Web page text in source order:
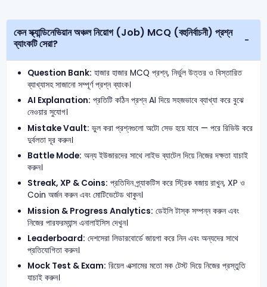
কেন স্ক্যান্ডিনেভিয়ান অঞ্চল নিয়োগ (Job) MCQ (বহুনির্বাচনী) প্রশ্ন
ব্যাংকটি সেরা?
Question Bank: হাজার হাজার MCQ প্রশ্ন, নির্ভুল উত্তর ও বিস্তারিত
ব্যাখ্যাসহ সাজানো সম্পূর্ণ প্রশ্ন ব্যাংক।
AI Explanation: প্রতিটি কঠিন প্রশ্ন AI দিয়ে সহজভাবে ব্যাখ্যা করে বুঝে
নেওয়ার সুযোগ।
Mistake Vault: ভুল করা প্রশ্নগুলো অটো সেভ হয়ে যাবে — পরে রিভিউ করে
দুর্বলতা দূর করুন।
Battle Mode: অন্য ইউজারদের সাথে লাইভ ব্যাটেল দিয়ে নিজের দক্ষতা যাচাই
করুন।
Streak, XP & Coins: প্রতিদিন প্র্যাকটিস করে স্ট্রিক বজায় রাখুন, XP ও
Coin অর্জন করুন এবং মোটিভেটেড থাকুন।
Mission & Progress Analytics: ডেইলি টাস্ক সম্পন্ন করুন এবং
নিজের পারফরম্যান্স এনালাইসিস দেখুন।
Leaderboard: দেশসেরা লিডারবোর্ডে জায়গা করে নিন এবং অন্যদের সাথে
প্রতিযোগিতা করুন।
Mock Test & Exam: রিয়েল এক্সামের মতো মক টেস্ট দিয়ে নিজের প্রস্তুতি
যাচাই করুন।